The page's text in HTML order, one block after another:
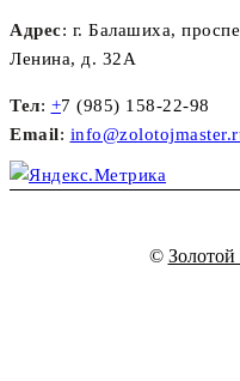
Адрес: г. Балашиха,
Ленина, д. 32А
Тел: +7 (985) 158-22-98
Email:
©